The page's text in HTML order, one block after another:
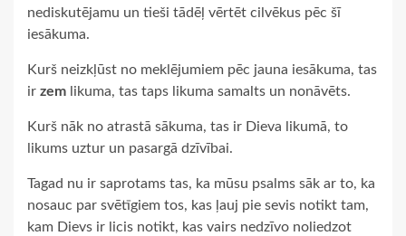
nediskutējamu un tieši tādēļ vērtēt cilvēkus pēc šī
iesākuma.
Kurš neizkļūst no meklējumiem pēc jauna iesākuma, tas
ir zem likuma, tas taps likuma samalts un nonāvēts.
Kurš nāk no atrastā sākuma, tas ir Dieva likumā, to
likums uztur un pasargā dzīvībai.
Tagad nu ir saprotams tas, ka mūsu psalms sāk ar to, ka
nosauc par svētīgiem tos, kas ļauj pie sevis notikt tam,
kam Dievs ir licis notikt, kas vairs nedzīvo noliedzot